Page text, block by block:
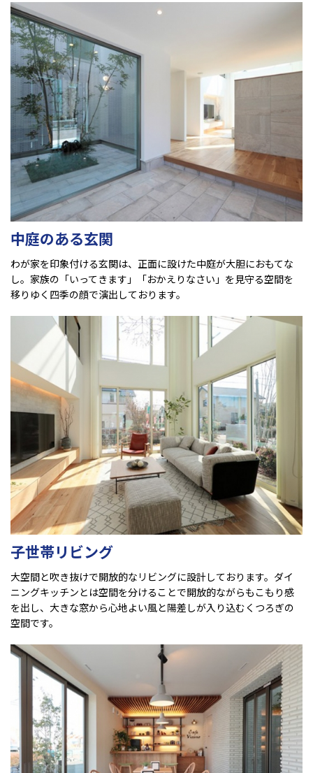
中庭のある玄関
わが家を印象付ける玄関は、正面に設けた中庭が大胆におもてな
し。家族の「いってきます」「おかえりなさい」を見守る空間を
移りゆく四季の顔で演出しております。
子世帯リビング
大空間と吹き抜けで開放的なリビングに設計しております。ダイ
ニングキッチンとは空間を分けることで開放的ながらもこもり感
を出し、大きな窓から心地よい風と陽差しが入り込むくつろぎの
空間です。